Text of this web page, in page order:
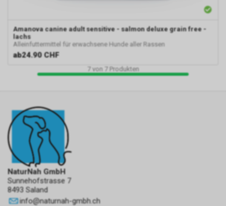
Amanova canine adult sensitive - salmon deluxe grain free -
lachs
Alleinfuttermittel für erwachsene Hunde aller Rassen
ab24.90 CHF
7von 7Produkten
NaturNah GmbH
Sunnehofstrasse 7
8493 Saland
info@naturnah-gmbh.ch